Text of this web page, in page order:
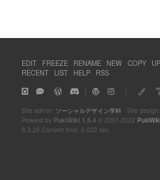
EDIT FREEZE RENAME NEW COPY
RECENT
LIST HELP RSS
｜ ｜
Site admin: ソーシャルデザイン学科Site design:
Powerd by PukiWiki 1.5.4 © 2001-2022
8.3.29 Convert time: 0.022 sec.